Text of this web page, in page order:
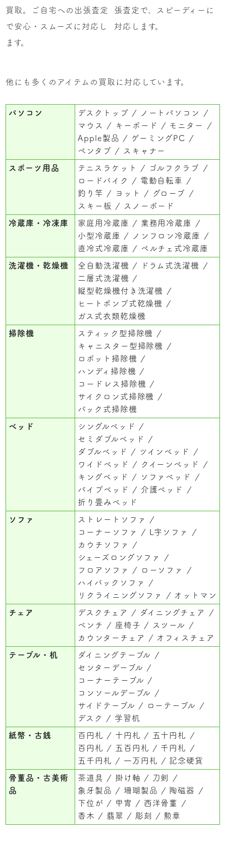
買取。ご自宅への出張査定
で安心・スムーズに対応し
ます。
張査定で、スピーディーに
対応します。
他にも多くのアイテムの買取に対応しています。
パソコン デスクトップ
ノートパソコン
マウス
キーボード
モニター
Apple製品
ゲーミングPC
ペンタブ
スキャナー
スポーツ用品 テニスラケット
ゴルフクラブ
ロードバイク
電動自転車
釣り竿
ヨット
グローブ
スキー板
スノーボード
冷蔵庫・冷凍庫 家庭用冷蔵庫
業務用冷蔵庫
小型冷蔵庫
ノンフロン冷蔵庫
直冷式冷蔵庫
ペルチェ式冷蔵庫
洗濯機・乾燥機 全自動洗濯機
ドラム式洗濯機
二層式洗濯機
縦型乾燥機付き洗濯機
ヒートポンプ式乾燥機
ガス式衣類乾燥機
掃除機
スティック型掃除機
キャニスター型掃除機
ロボット掃除機
ハンディ掃除機
コードレス掃除機
サイクロン式掃除機
パック式掃除機
ベッド
シングルベッド
セミダブルベッド
ダブルベッド
ツインベッド
ワイドベッド
クイーンベッド
キングベッド
ソファベッド
パイプベッド
介護ベッド
折り畳みベッド
ソファ
ストレートソファ
コーナーソファ
L字ソファ
カウチソファ
シェーズロングソファ
フロアソファ
ローソファ
ハイバックソファ
リクライニングソファ
オットマン
チェア デスクチェア
ダイニングチェア
ベンチ
座椅子
スツール
カウンターチェア
オフィスチェア
テーブル・机
ダイニングテーブル
センターデーブル
コーナーテーブル
コンソールデーブル
サイドテーブル
ローテーブル
デスク
学習机
紙幣・古銭 百円札 十円札
五十円札
百円札
五百円札
千円札
五千円札
一万円札 記念硬貨
骨董品・古美術
品
茶道具 掛け軸
刀剣
象牙製品
珊瑚製品
陶磁器
下位が
甲冑
西洋骨董
香木
翡翠 彫刻 勲章